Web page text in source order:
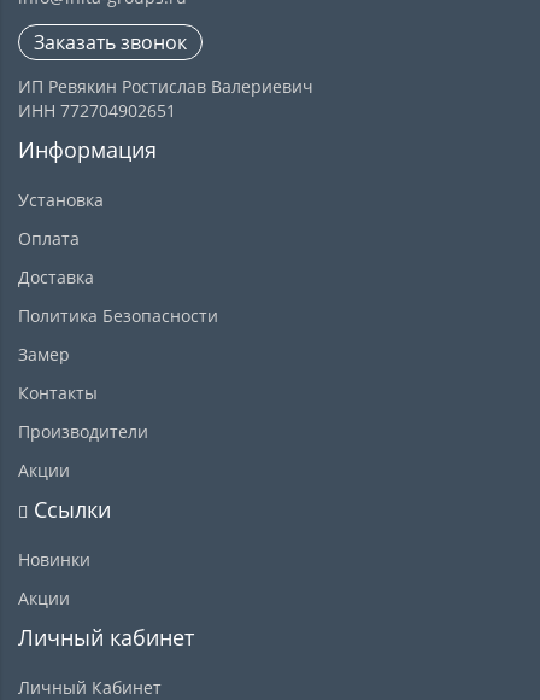
Заказать звонок
ИП Ревякин Ростислав Валериевич
ИНН 772704902651
Информация
Установка
Оплата
Доставка
Политика Безопасности
Замер
Контакты
Производители
Акции
Ссылки
Новинки
Акции
Личный кабинет
Личный Кабинет